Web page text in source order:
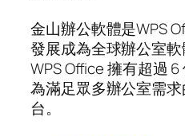
金山辦公軟體是WPS
發展成為全球辦公室軟
WPS Office 擁有超過
為滿足眾多辦公室需
台。